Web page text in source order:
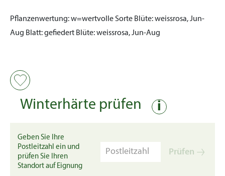
Pflanzenwertung:w=wertvolle Sorte Blüte:weissrosa, Jun-
Aug Blatt:gefiedert Blüte:weissrosa, Jun-Aug
Winterhärte prüfen i
Geben Sie Ihre
Postleitzahl ein und
prüfen Sie Ihren
Standort auf Eignung
Prüfen